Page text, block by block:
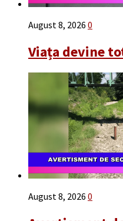
August 8, 2026 0
Viața devine
August 8, 2026 0